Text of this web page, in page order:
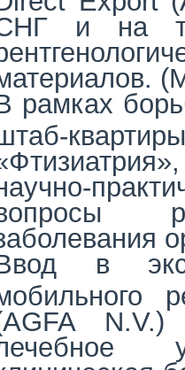
и на
рамках
в
N.V.)